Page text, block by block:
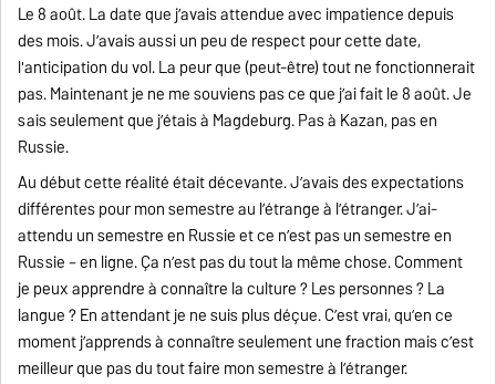
Le 8 août. La date que j’avais attendue avec impatience depuis
des mois. J’avais aussi un peu de respect pour cette date,
l'anticipation du vol. La peur que (peut-être) tout ne fonctionnerait
pas. Maintenant je ne me souviens pas ce que j’ai fait le 8 août. Je
sais seulement que j’étais à Magdeburg. Pas à Kazan, pas en
Russie.
Au début cette réalité était décevante. J’avais des expectations
différentes pour mon semestre au l’étrange à l’étranger. J’ai-
attendu un semestre en Russie et ce n’est pas un semestre en
Russie – en ligne. Ça n’est pas du tout la même chose. Comment
je peux apprendre à connaître la culture ? Les personnes ? La
langue ? En attendant je ne suis plus déçue. C’est vrai, qu’en ce
moment j’apprends à connaître seulement une fraction mais c’est
meilleur que pas du tout faire mon semestre à l’étranger.